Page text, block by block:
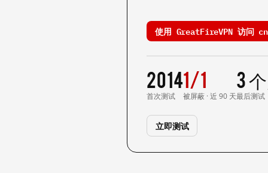
使用 GreatFireVPN 访问
2014
首次测试
1/1
被屏蔽 · 近 90 天
3
最后测试
立即测试